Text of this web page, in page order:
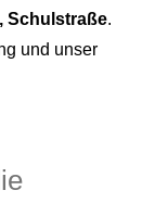
Schulstraße.
und unser